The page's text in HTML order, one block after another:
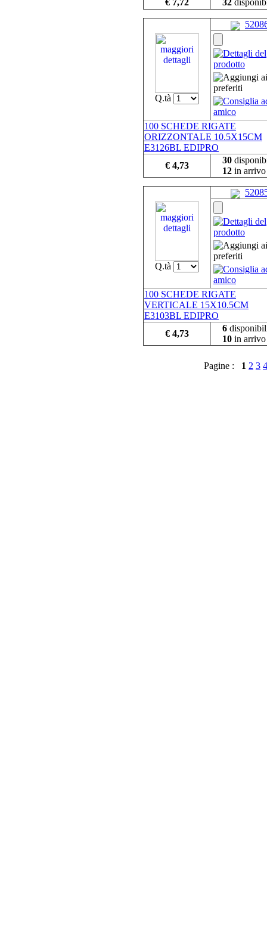
€ 7,72 32
Q.tà
100 SCHEDE RIGATE
ORIZZONTALE 10.5X15CM
E3126BL EDIPRO
€ 4,73
30
12 in arrivo
Q.tà
100 SCHEDE RIGATE
VERTICALE 15X10.5CM
E3103BL EDIPRO
€ 4,73
6
10 in arrivo
Pagine : 1 2 3 4